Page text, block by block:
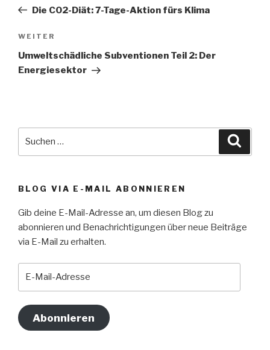
Beitrag
Die CO2-Diät: 7-Tage-Aktion fürs Klima
Nächster
Beitrag
WEITER
Umweltschädliche Subventionen Teil 2: Der
Energiesektor
BLOG VIA E-MAIL ABONNIEREN
Gib deine E-Mail-Adresse an, um diesen Blog zu
abonnieren und Benachrichtigungen über neue Beiträge
via E-Mail zu erhalten.
Abonnieren